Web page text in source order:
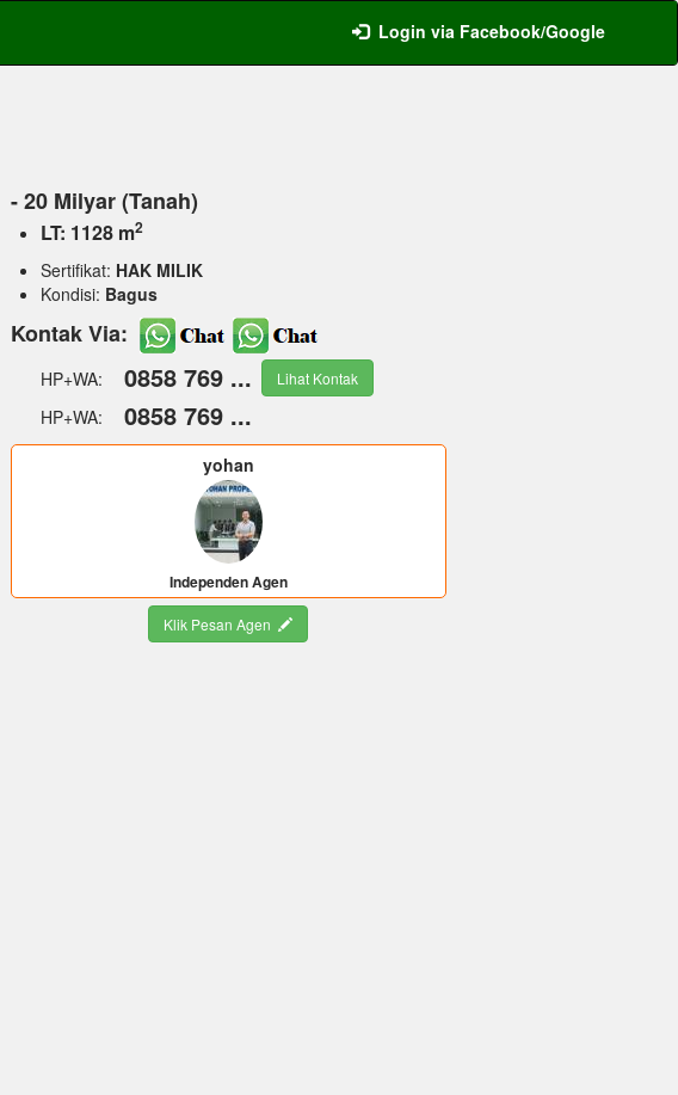
Login via Facebook/Google
- 20 Milyar (Tanah)
LT: 1128 m2
Sertifikat: HAK MILIK
Kondisi: Bagus
Kontak Via:
HP+WA: 0858 769 ... Lihat Kontak
HP+WA: 0858 769 ...
yohan
Independen Agen
Klik Pesan Agen